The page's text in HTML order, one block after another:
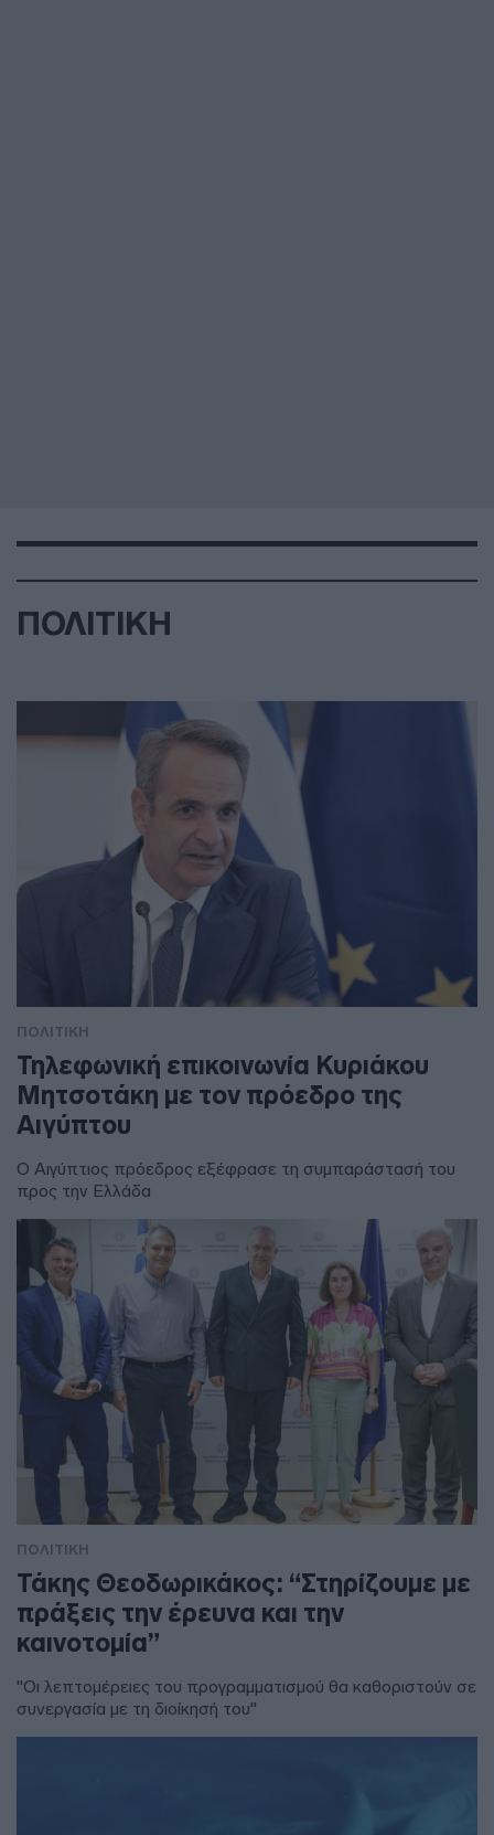
ΠΟΛΙΤΙΚΗ
ΠΟΛΙΤΙΚΗ
Τηλεφωνική επικοινωνία Κυριάκου
Μητσοτάκη με τον πρόεδρο της
Αιγύπτου
Ο Αιγύπτιος πρόεδρος εξέφρασε τη συμπαράστασή του
προς την Ελλάδα
ΠΟΛΙΤΙΚΗ
Τάκης Θεοδωρικάκος: “Στηρίζουμε με
πράξεις την έρευνα και την
καινοτομία”
"Οι λεπτομέρειες του προγραμματισμού θα καθοριστούν σε
συνεργασία με τη διοίκησή του"